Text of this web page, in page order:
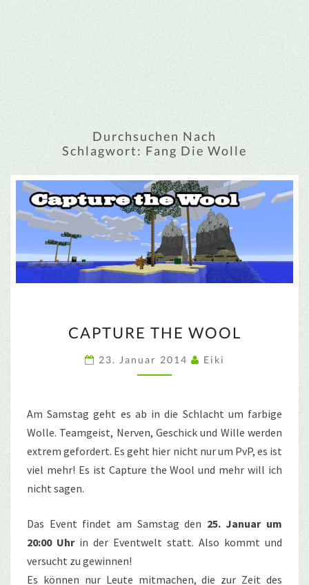
Durchsuchen Nach
Schlagwort: Fang Die Wolle
THE
WOOL
CAPTURE THE WOOL
23. Januar 2014 Eiki
Am Samstag geht es ab in die Schlacht um farbige
Wolle. Teamgeist, Nerven, Geschick und Wille werden
extrem gefordert. Es geht hier nicht nur um PvP, es ist
viel mehr! Es ist Capture the Wool und mehr will ich
nicht sagen.
Das Event findet am Samstag den 25. Januar um
20:00 Uhrin der Eventwelt statt. Also kommt und
versucht zu gewinnen!
Es können nur Leute mitmachen, die zur Zeit des